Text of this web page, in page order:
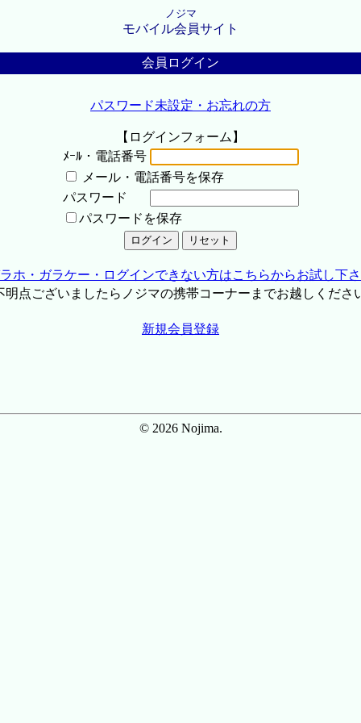
ノジマ
モバイル会員サイト
会員ログイン
パスワード未設定・お忘れの方
【ログインフォーム】
ﾒｰﾙ・電話番号
メール・電話番号を保存
パスワード
パスワードを保存
ホ・ガラケー・ログインできない方はこちらからお試し下
点ございましたらノジマの携帯コーナーまでお越しくださ
新規会員登録
© 2026 Nojima.